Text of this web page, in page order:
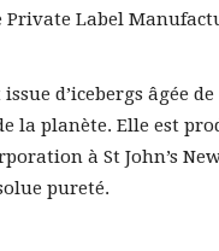
Private Label
d’icebergs âgée
la planète. Elle est
à St John’s
pureté.